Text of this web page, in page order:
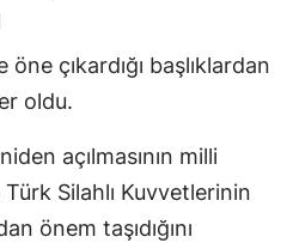
çıkardığı başlıklardan
oldu.
açılmasının milli
Silahlı Kuvvetlerinin
önem taşıdığını